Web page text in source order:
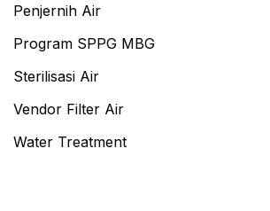
Penjernih Air
Program SPPG MBG
Sterilisasi Air
Vendor Filter Air
Water Treatment